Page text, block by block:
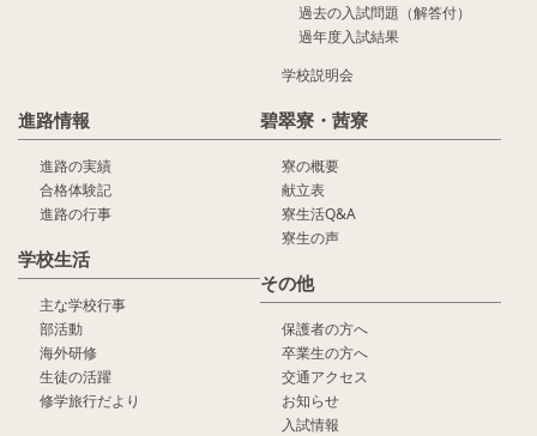
過去の入試問題（解答付）
過年度入試結果
学校説明会
進路情報
進路の実績
合格体験記
進路の行事
学校生活
主な学校行事
部活動
海外研修
生徒の活躍
修学旅行だより
碧翠寮・茜寮
寮の概要
献立表
寮生活Q&A
寮生の声
その他
保護者の方へ
卒業生の方へ
交通アクセス
お知らせ
入試情報